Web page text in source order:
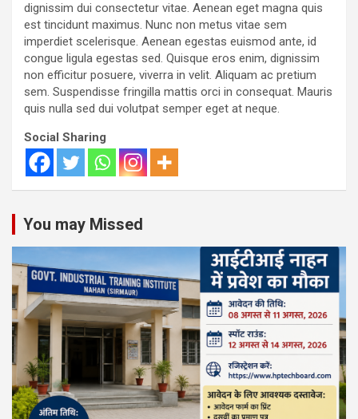
dignissim dui consectetur vitae. Aenean eget magna quis
est tincidunt maximus. Nunc non metus vitae sem
imperdiet scelerisque. Aenean egestas euismod ante, id
congue ligula egestas sed. Quisque eros enim, dignissim
non efficitur posuere, viverra in velit. Aliquam ac pretium
sem. Suspendisse fringilla mattis orci in consequat. Mauris
quis nulla sed dui volutpat semper eget at neque.
Social Sharing
You may Missed